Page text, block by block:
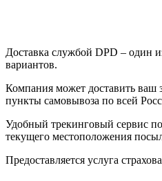
Доставка службой DPD – один
вариантов.
Компания может доставить ваш
пункты самовывоза по всей
Удобный трекинговый сервис
текущего местоположения
Предоставляется услуга